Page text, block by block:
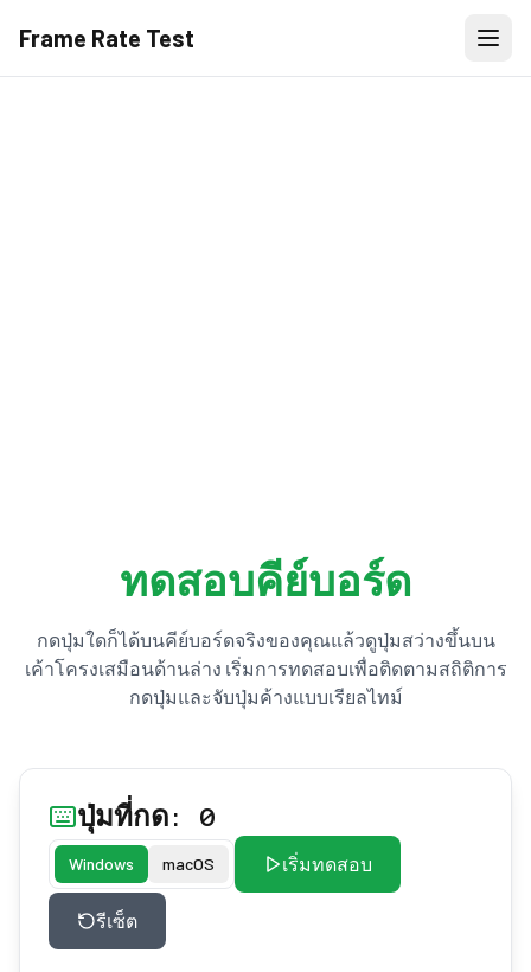
Frame Rate Test
ทดสอบคีย์บอร์ด
กดปุ่มใดก็ได้บนคีย์บอร์ดจริงของคุณแล้วดูปุ่มสว่างขึ้นบน
เค้าโครงเสมือนด้านล่าง เริ่มการทดสอบเพื่อติดตามสถิติการ
กดปุ่มและจับปุ่มค้างแบบเรียลไทม์
ปุ่มที่กด: 0
Windows macOS เริ่มทดสอบ
รีเซ็ต